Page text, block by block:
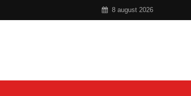
8 august 2026